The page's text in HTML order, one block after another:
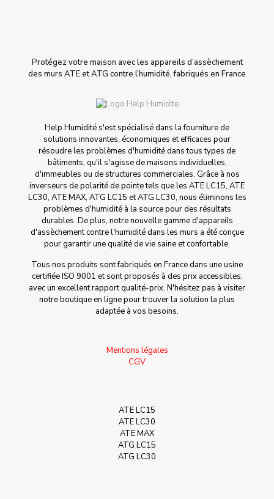
Protégez votre maison avec les appareils d’assèchement
des murs ATE et ATG contre l’humidité, fabriqués en France
Help Humidité s'est spécialisé dans la fourniture de
solutions innovantes, économiques et efficaces pour
résoudre les problèmes d'humidité dans tous types de
bâtiments, qu'il s'agisse de maisons individuelles,
d'immeubles ou de structures commerciales. Grâce à nos
inverseurs de polarité de pointe tels que les ATE LC15, ATE
LC30, ATE MAX, ATG LC15 et ATG LC30, nous éliminons les
problèmes d'humidité à la source pour des résultats
durables. De plus, notre nouvelle gamme d'appareils
d'assèchement contre l'humidité dans les murs a été conçue
pour garantir une qualité de vie saine et confortable.
Tous nos produits sont fabriqués en France dans une usine
certifiée ISO 9001 et sont proposés à des prix accessibles,
avec un excellent rapport qualité-prix. N'hésitez pas à visiter
notre boutique en ligne pour trouver la solution la plus
adaptée à vos besoins.
Mentions légales
CGV
ATE LC15
ATE LC30
ATE MAX
ATG LC15
ATG LC30